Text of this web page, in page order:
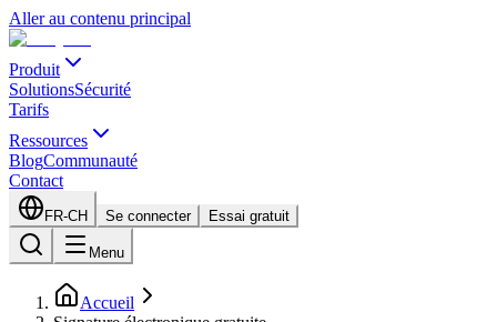
Aller au contenu principal
Produit
SolutionsSécurité
Tarifs
Ressources
BlogCommunauté
Contact
FR-CH Se connecter Essai gratuit
Menu
Accueil